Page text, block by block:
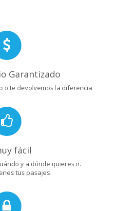
Garantizado
o te devolvemos la diferencia
fácil
y a dónde quieres ir.
tus pasajes.